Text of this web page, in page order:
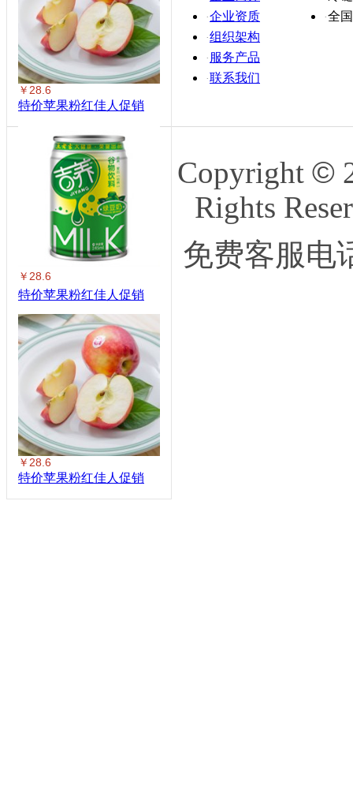
￥28.6
特价苹果粉红佳人促销
￥28.6
特价苹果粉红佳人促销
￥28.6
特价苹果粉红佳人促销
·企业资质
·组织架构
· 服务产品
·联系我们
·全
Copyright ©
Rights
免费客服电